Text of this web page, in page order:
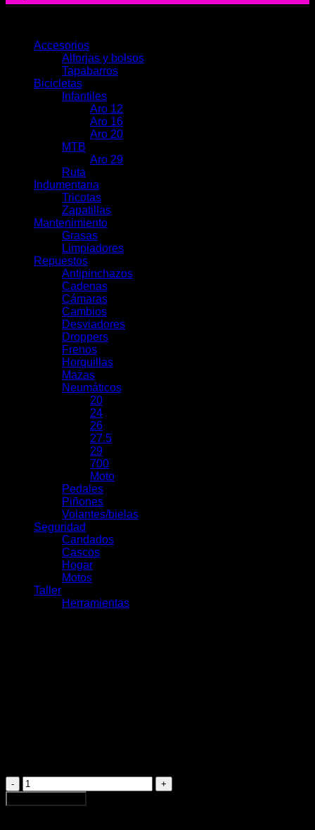
Accesorios
Alforjas y bolsos
Tapabarros
Bicicletas
Infantiles
Aro 12
Aro 16
Aro 20
MTB
Aro 29
Ruta
Indumentaria
Tricotas
Zapatillas
Mantenimiento
Grasas
Limpiadores
Repuestos
Antipinchazos
Cadenas
Cámaras
Cambios
Desviadores
Droppers
Frenos
Horquillas
Mazas
Neumáticos
20
24
26
27.5
29
700
Moto
Pedales
Piñones
Volantes/bielas
Seguridad
Candados
Cascos
Hogar
Motos
Taller
Herramientas
Maxxis
Dissector
Kevlar